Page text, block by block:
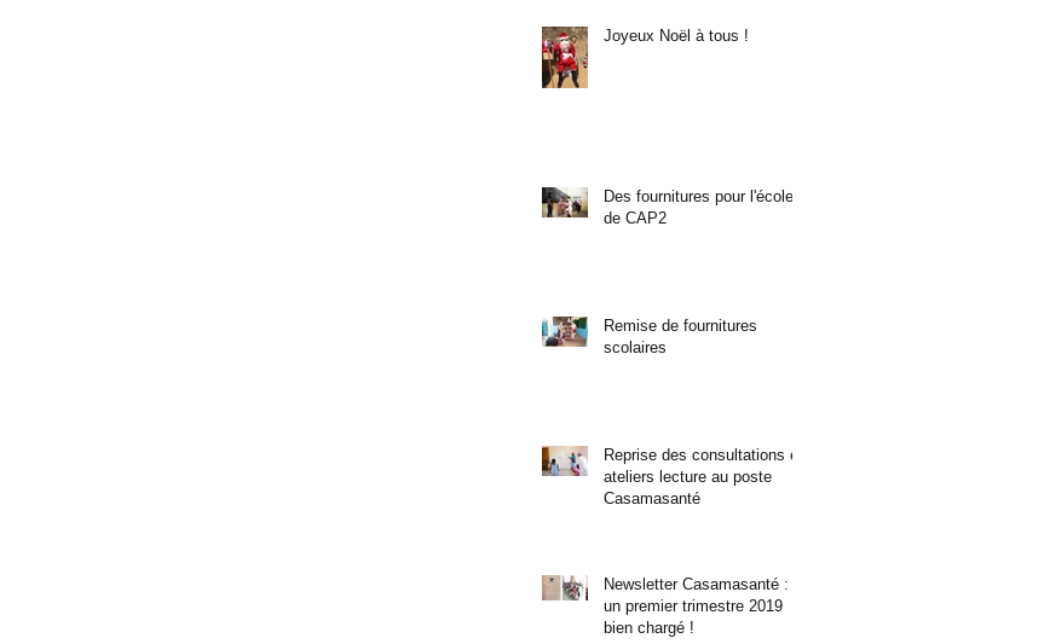
Joyeux Noël à tous !
Des fournitures pour l'école
de CAP2
Remise de fournitures
scolaires
Reprise des consultations et
ateliers lecture au poste
Casamasanté
Newsletter Casamasanté :
un premier trimestre 2019
bien chargé !